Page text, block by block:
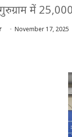
में
November 17, 2025